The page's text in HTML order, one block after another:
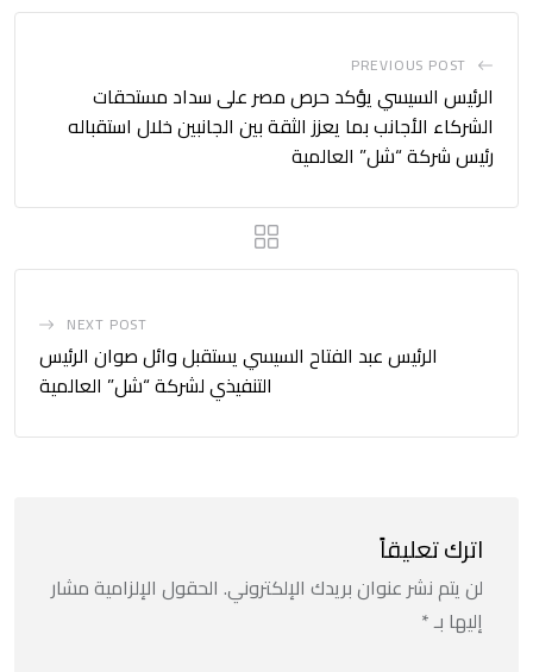
PREVIOUS POST
الرئيس السيسي يؤكد حرص مصر على سداد مستحقات
الشركاء الأجانب بما يعزز الثقة بين الجانبين خلال استقباله
رئيس شركة “شل” العالمية
NEXT POST
الرئيس عبد الفتاح السيسي يستقبل وائل صوان الرئيس
التنفيذي لشركة “شل” العالمية
اترك تعليقاً
لن يتم نشر عنوان بريدك الإلكتروني. الحقول الإلزامية مشار
إليها بـ*